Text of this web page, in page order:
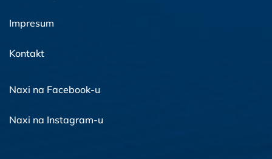
Impresum
Kontakt
Naxi na Facebook-u
Naxi na Instagram-u